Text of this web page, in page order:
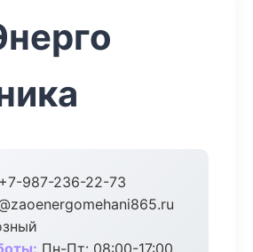
+7-987-236-22-73
Пн-Пт: 08:00-17:00